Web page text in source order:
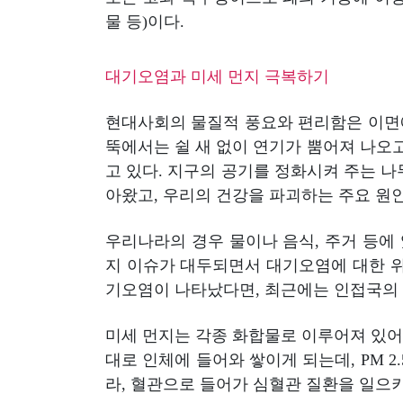
물 등)이다.
대기오염과 미세 먼지 극복하기
현대사회의 물질적 풍요와 편리함은 이
뚝에서는 쉴 새 없이 연기가 뿜어져 나오
고 있다. 지구의 공기를 정화시켜 주는
아왔고, 우리의 건강을 파괴하는 주요 원
우리나라의 경우 물이나 음식, 주거 등
지 이슈가 대두되면서 대기오염에 대한
기오염이 나타났다면, 최근에는 인접국
미세 먼지는 각종 화합물로 이루어져 있
대로 인체에 들어와 쌓이게 되는데, PM
라, 혈관으로 들어가 심혈관 질환을 일으